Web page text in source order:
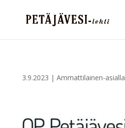
3.9.2023 | Ammattilainen-asialla